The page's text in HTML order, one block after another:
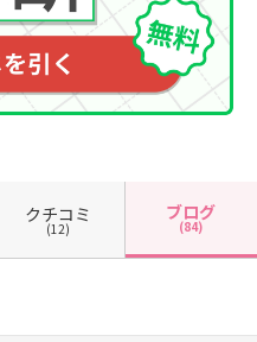
クチコミ
(12)
ブログ
(84)